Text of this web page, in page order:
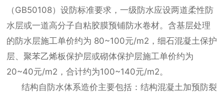
（GB50108）设防标准要求，一级防水应设两道柔性防
水层或一道高分子自粘胶膜预铺防水卷材。含基层处理
的防水层施工单价约为 80~100元/m2，细石混凝土保护
层、聚苯乙烯板保护层或砌体保护层施工单价约为
20~40元/m2，合计约为100~140元/m2。
结构自防水体系造价主要包括：结构混凝土加预防裂